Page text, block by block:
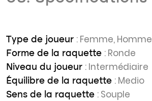
Type de joueur : Femme, Homme
Forme de la raquette : Ronde
Niveau du joueur : Intermédiaire
Équilibre de la raquette : Medio
Sens de la raquette : Souple